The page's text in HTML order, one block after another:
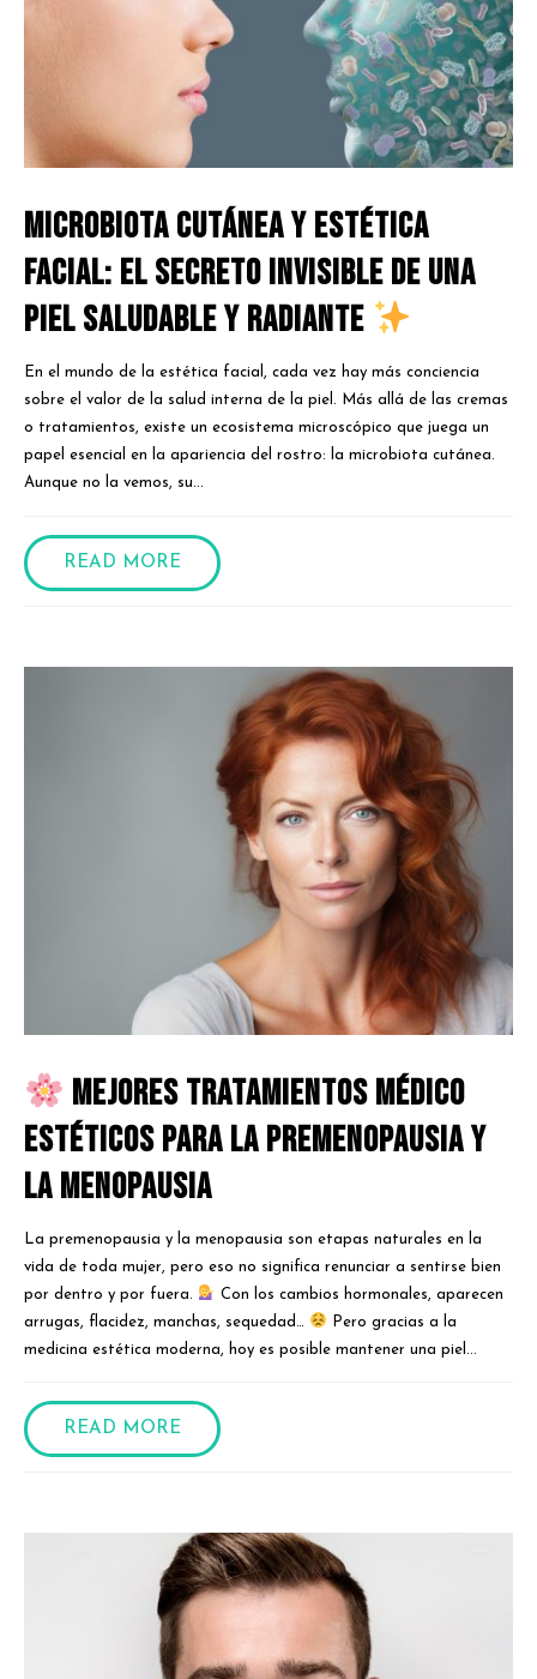
Microbiota cutánea y estética
facial: El secreto invisible de una
piel saludable y radiante
En el mundo de la estética facial, cada vez hay más conciencia
sobre el valor de la salud interna de la piel. Más allá de las cremas
o tratamientos, existe un ecosistema microscópico que juega un
papel esencial en la apariencia del rostro: la microbiota cutánea.
Aunque no la vemos, su...
READ MORE
Mejores tratamientos médico
estéticos para la premenopausia y
la menopausia
La premenopausia y la menopausia son etapas naturales en la
vida de toda mujer, pero eso no significa renunciar a sentirse bien
por dentro y por fuera.
Con los cambios hormonales, aparecen
arrugas, flacidez, manchas, sequedad…
Pero gracias a la
medicina estética moderna, hoy es posible mantener una piel...
READ MORE